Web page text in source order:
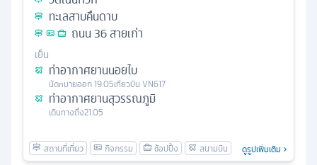
ทะเลสาบคืนดาบ
ถนน 36 สายเก่า
เย็น
ท่าอากาศยานนอยไบ
นัดหมายออก19.05เที่ยวบิน VN617
ท่าอากาศยานสุวรรณภูมิ
เดินทางถึง21.05
ดูรูปเพิ่มเติม